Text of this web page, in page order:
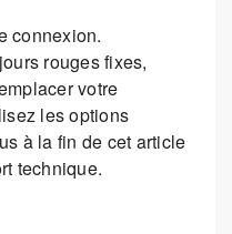
connexion.
rouges fixes,
votre
les options
à la fin de cet article
technique.